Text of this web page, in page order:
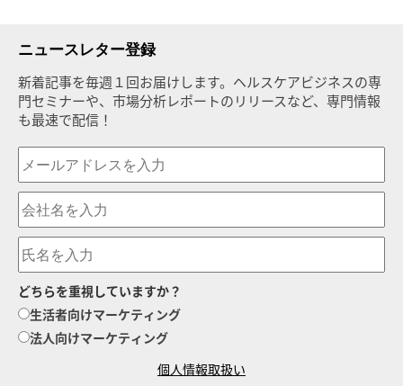
ニュースレター登録
新着記事を毎週１回お届けします。ヘルスケアビジネスの専
門セミナーや、市場分析レポートのリリースなど、専門情報
も最速で配信！
どちらを重視していますか？
生活者向けマーケティング
法人向けマーケティング
個人情報取扱い